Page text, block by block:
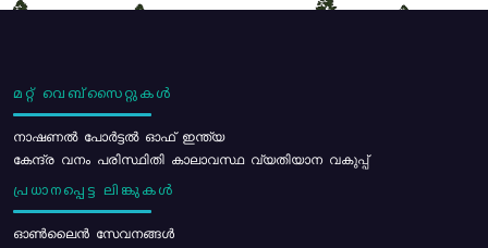
മറ്റ് വെബ്സൈറ്റുകൾ
നാഷണൽ പോർട്ടൽ ഓഫ് ഇന്ത്യ
കേന്ദ്ര വനം പരിസ്ഥിതി കാലാവസ്ഥ വ്യതിയാന വകുപ്പ്
പ്രധാനപ്പെട്ട ലിങ്കുകൾ
ഓൺലൈൻ സേവനങ്ങൾ